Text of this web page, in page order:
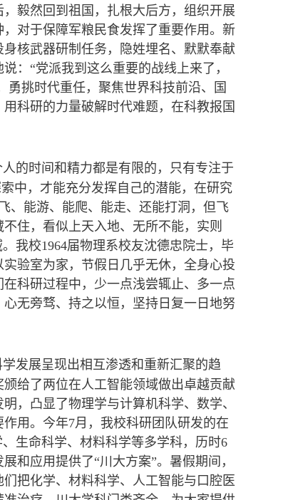
毅然回到祖国，扎根大后方，组织开展
对于保障军粮民食发挥了重要作用。新
核武器研制任务，隐姓埋名、默默奉献
：“党派我到这么重要的战线上来了，
勇挑时代重任，聚焦世界科技前沿、国
科研的力量破解时代难题，在科教报国
的时间和精力都是有限的，只有专注于
中，才能充分发挥自己的潜能，在研究
、能游、能爬、能走、还能打洞，但飞
住，看似上天入地、无所不能，实则
我校1964届物理系校友沈德忠院士，毕
验室为家，节假日几乎无休，全身心投
科研过程中，少一点浅尝辄止、多一点
无旁骛、持之以恒，坚持日复一日地努
发展呈现出相互渗透和重新汇聚的趋
给了两位在人工智能领域做出卓越贡献
，凸显了物理学与计算机科学、数学、
用。今年7月，我校科研团队研发的在
生命科学、材料科学等多学科，历时6
和应用提供了“川大方案”。暑假期间，
把化学、材料科学、人工智能与口腔医